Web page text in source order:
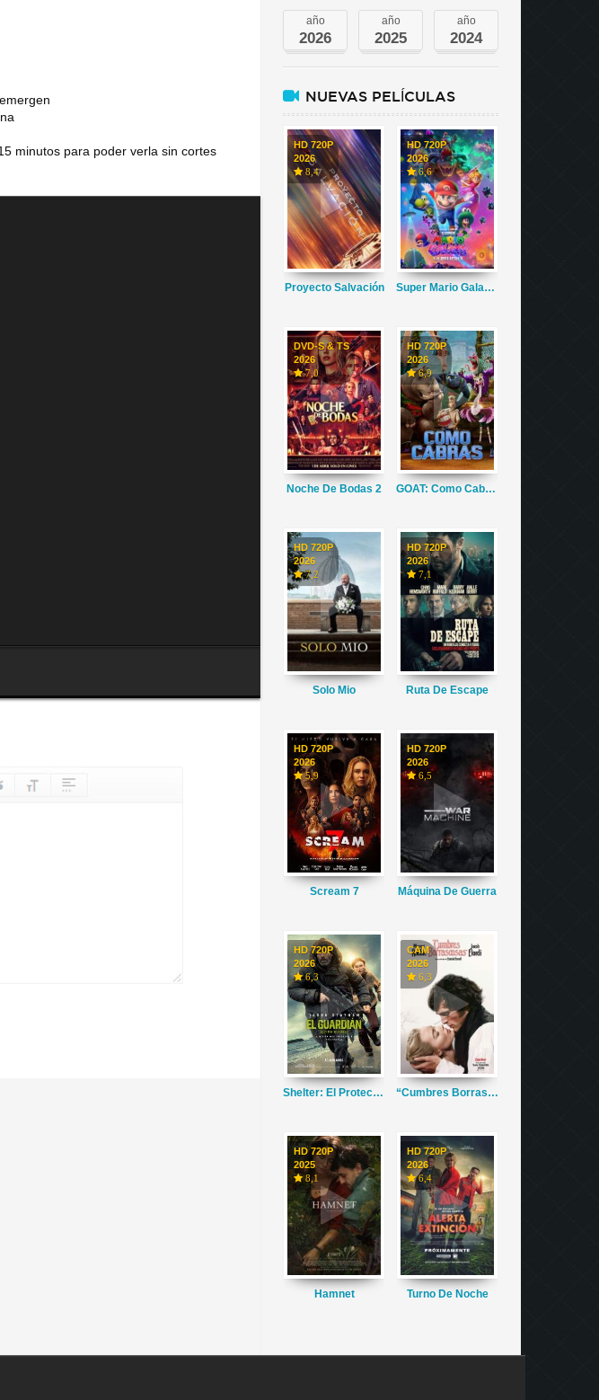
minutos para poder verla sin cortes
año
2026
año
2025
año
2024
NUEVAS PELÍCULAS
HD 720P
2026
8,4
Proyecto Salvación
HD 720P
2026
6,6
Super Mario Galaxy La Película
DVD-S & TS
2026
7,0
Noche De Bodas 2
HD 720P
2026
6,9
GOAT: Como Cabras
HD 720P
2026
7,2
Solo Mio
HD 720P
2026
7,1
Ruta De Escape
HD 720P
2026
5,9
Scream 7
HD 720P
2026
6,5
Máquina De Guerra
HD 720P
2026
6,3
Shelter: El Protector
CAM
2026
6,3
“Cumbres Borrascosas”
HD 720P
2025
8,1
Hamnet
HD 720P
2026
6,4
Turno De Noche